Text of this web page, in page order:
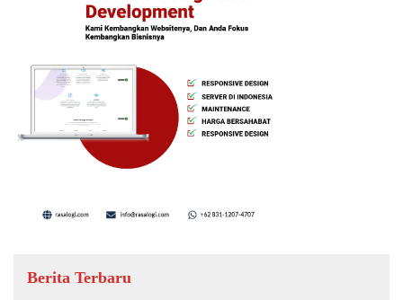
Berita Terbaru